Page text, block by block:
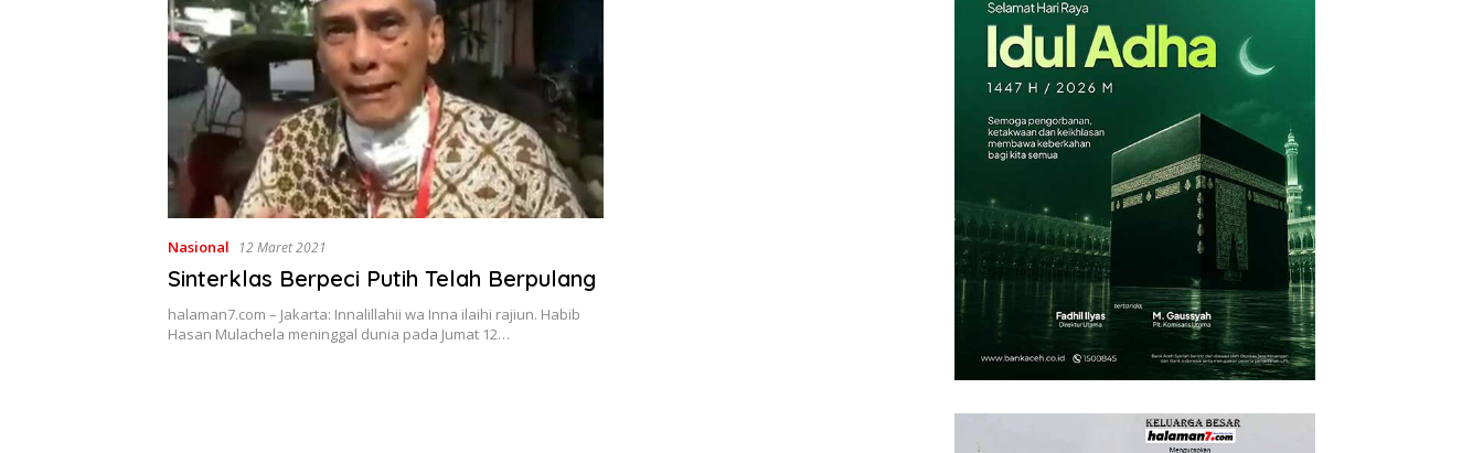
Nasional 12 Maret 2021
Sinterklas Berpeci Putih Telah Berpulang
halaman7.com – Jakarta: Innalillahii wa Inna ilaihi rajiun. Habib
Hasan Mulachela meninggal dunia pada Jumat 12…